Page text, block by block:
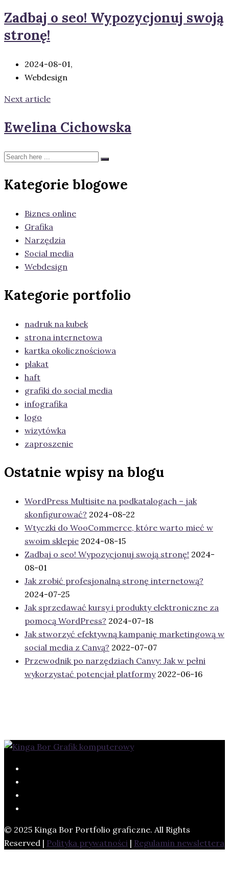
Zadbaj o seo! Wypozycjonuj swoją
stronę!
2024-08-01,
Webdesign
Next article
Ewelina Cichowska
Kategorie blogowe
Biznes online
Grafika
Narzędzia
Social media
Webdesign
Kategorie portfolio
nadruk na kubek
strona internetowa
kartka okolicznościowa
plakat
haft
grafiki do social media
infografika
logo
wizytówka
zaproszenie
Ostatnie wpisy na blogu
WordPress Multisite na podkatalogach – jak
skonfigurować? 2024-08-22
Wtyczki do WooCommerce, które warto mieć w
swoim sklepie 2024-08-15
Zadbaj o seo! Wypozycjonuj swoją stronę! 2024-
08-01
Jak zrobić profesjonalną stronę internetową?
2024-07-25
Jak sprzedawać kursy i produkty elektroniczne za
pomocą WordPress? 2024-07-18
Jak stworzyć efektywną kampanię marketingową w
social media z Canvą? 2022-07-07
Przewodnik po narzędziach Canvy: Jak w pełni
wykorzystać potencjał platformy 2022-06-16
© 2025 Kinga Bor Portfolio graficzne. All Rights
Reserved | Polityka prywatności | Regulamin newslettera